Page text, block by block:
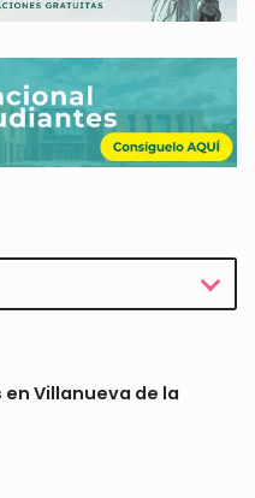
en Villanueva de la